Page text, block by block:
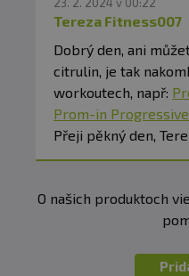
23. 2. 2024 v 00:22
Tereza Fitness007
Dobrý den, ani
citrulin, je tak
workoutech, např:
Prom-in
Přeji pěkný den,
O našich produktoch